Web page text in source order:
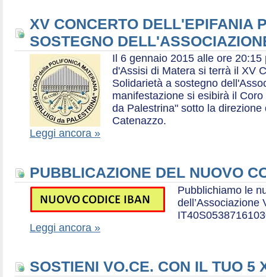
XV CONCERTO DELL'EPIFANIA
SOSTEGNO
Il 6 gennaio 2015 alle ore
d'Assisi di Matera si terrà il XV
Solidarietà a sostegno
manifestazione si esibirà il
da Palestrina" sotto la
Catenazzo.
Leggi ancora »
PUBBLICAZIONE DEL NUOVO
Pubblichiamo le
dell’Associazione
Leggi ancora »
SOSTIENI VO.CE. CON IL TUO 5